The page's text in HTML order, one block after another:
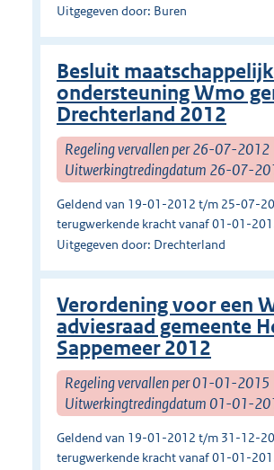
Uitgegeven door: Buren
Besluit
ondersteuning Wmo
Drechterland 2012
Regeling vervallen per 26-07-2012
Uitwerkingtredingdatum 26-07-
Geldend van 19-01-2012 t/m 25-07-
terugwerkende kracht vanaf 01-01-
Uitgegeven door: Drechterland
Verordening voor een
adviesraad gemeente
Sappemeer 2012
Regeling vervallen per 01-01-2015
Uitwerkingtredingdatum 01-01-
Geldend van 19-01-2012 t/m 31-12-
terugwerkende kracht vanaf 01-01-